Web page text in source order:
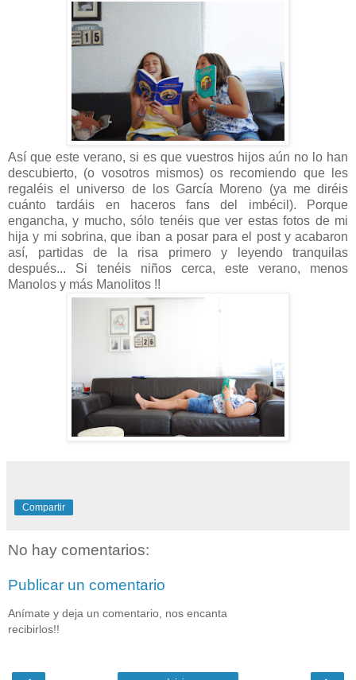
Así que este verano, si es que vuestros hijos aún no lo han
descubierto, (o vosotros mismos) os recomiendo que les
regaléis el universo de los García Moreno (ya me diréis
cuánto tardáis en haceros fans del imbécil). Porque
engancha, y mucho, sólo tenéis que ver estas fotos de mi
hija y mi sobrina, que iban a posar para el post y acabaron
así, partidas de la risa primero y leyendo tranquilas
después... Si tenéis niños cerca, este verano, menos
Manolos y más Manolitos !!
Compartir
No hay comentarios:
Publicar un comentario
Anímate y deja un comentario, nos encanta
recibirlos!!